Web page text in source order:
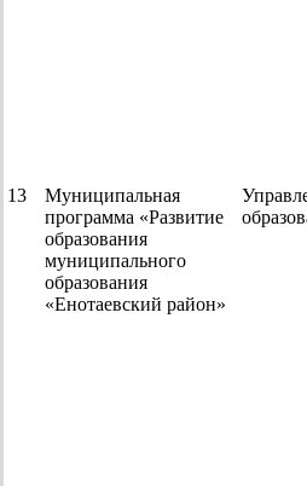
13
Муниципальная
программа «Развитие
образования
муниципаль­ного
образования
«Енотаевский район»